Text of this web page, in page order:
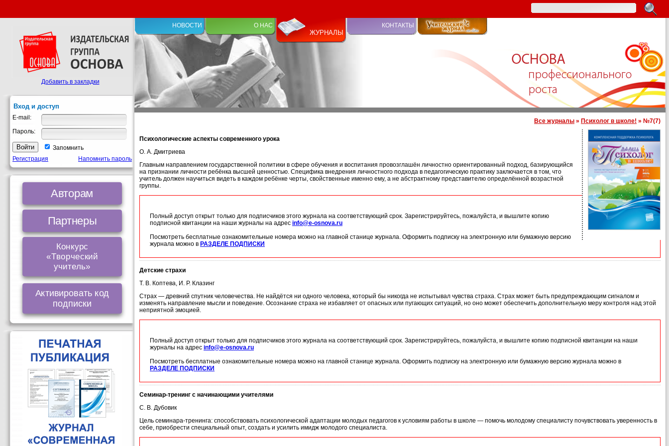
НОВОСТИ О НАС
ЖУРНАЛЫ
КОНТАКТЫ
Все журналы » Психолог в школе! » №7(7)
Психологические аспекты современного урока
О. А. Дмитриева
Главным направлением государственной политики в сфере обучения и воспитания провозглашён личностно ориентированный подход, базирующийся
на признании личности ребёнка высшей ценностью. Специфика внедрения личностного подхода в педагогическую практику заключается в том, что
учитель должен научиться видеть в каждом ребёнке черты, свойственные именно ему, а не абстрактному представителю определённой возрастной
группы.
Полный доступ открыт только для подписчиков этого журнала на соответствующий срок. Зарегистрируйтесь, пожалуйста, и вышлите копию
подписной квитанции на наши журналы на адрес info@e-osnova.ru
Посмотреть бесплатные ознакомительные номера можно на главной станице журнала. Оформить подписку на электронную или бумажную версию
журнала можно в РАЗДЕЛЕ ПОДПИСКИ
Детские страхи
Т. В. Коптева, И. Р. Клазинг
Страх — древний спутник человечества. Не найдётся ни одного человека, который бы никогда не испытывал чувства страха. Страх может быть предупреждающим сигналом и
изменять направление мысли и поведение. Осознание страха не избавляет от опасных или пугающих ситуаций, но оно может обеспечить дополнительную меру контроля над этой
неприятной эмоцией.
Полный доступ открыт только для подписчиков этого журнала на соответствующий срок. Зарегистрируйтесь, пожалуйста, и вышлите копию подписной квитанции на наши
журналы на адрес info@e-osnova.ru
Посмотреть бесплатные ознакомительные номера можно на главной станице журнала. Оформить подписку на электронную или бумажную версию журнала можно в
РАЗДЕЛЕ ПОДПИСКИ
Семинар-тренинг с начинающими учителями
С. В. Дубовик
Цель семинара-тренинга: способствовать психологической адаптации молодых педагогов к условиям работы в школе — помочь молодому специалисту почувствовать уверенность в
себе, приобрести специальный опыт, создать и усилить имидж молодого специалиста.
Добавить в закладки
Вход и доступ
E-mail:
Пароль:
Запомнить
Регистрация
Напомнить пароль
Авторам
Партнеры
Конкурс
«Творческий
учитель»
Активировать код
подписки